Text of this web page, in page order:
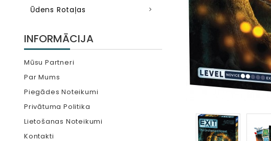
Ūdens Rotaļas
INFORMĀCIJA
Mūsu Partneri
Par Mums
Piegādes Noteikumi
Privātuma Politika
Lietošanas Noteikumi
Kontakti